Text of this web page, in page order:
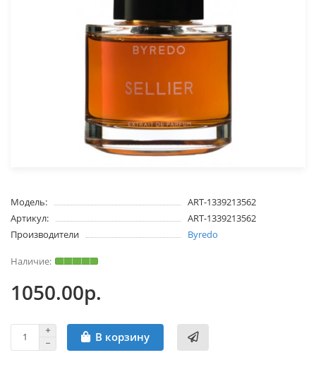
Модель:
ART-1339213562
Артикул:
ART-1339213562
Производители
Byredo
1050.00р.
В корзину